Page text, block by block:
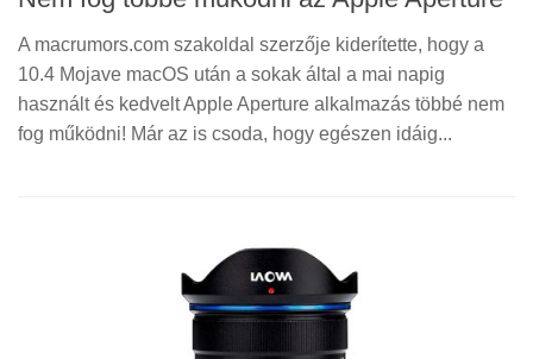
A macrumors.com szakoldal szerzője kiderítette, hogy a
10.4 Mojave macOS után a sokak által a mai napig
használt és kedvelt Apple Aperture alkalmazás többé nem
fog működni! Már az is csoda, hogy egészen idáig...